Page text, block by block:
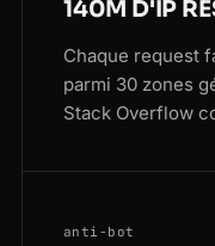
140M D'IP
Chaque request
parmi 30 zones
Stack Overflow
anti-bot